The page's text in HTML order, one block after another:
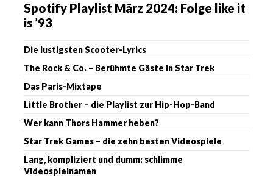
Spotify Playlist März 2024: Folge like it
is ’93
Die lustigsten Scooter-Lyrics
The Rock & Co. – Berühmte Gäste in Star Trek
Das Paris-Mixtape
Little Brother – die Playlist zur Hip-Hop-Band
Wer kann Thors Hammer heben?
Star Trek Games – die zehn besten Videospiele
Lang, kompliziert und dumm: schlimme
Videospielnamen